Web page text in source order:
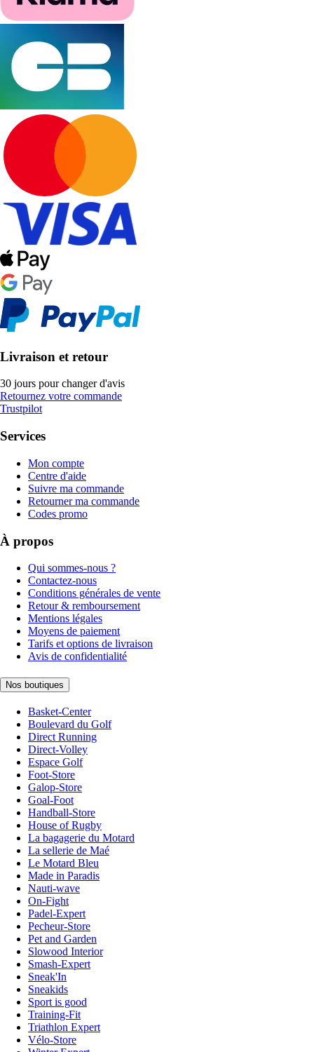
Livraison et retour
30 jours pour changer d'avis
Retournez votre commande
Trustpilot
Services
Mon compte
Centre d'aide
Suivre ma commande
Retourner ma commande
Codes promo
À propos
Qui sommes-nous ?
Contactez-nous
Conditions générales de vente
Retour & remboursement
Mentions légales
Moyens de paiement
Tarifs et options de livraison
Avis de confidentialité
Nos boutiques
Basket-Center
Boulevard du Golf
Direct Running
Direct-Volley
Espace Golf
Foot-Store
Galop-Store
Goal-Foot
Handball-Store
House of Rugby
La bagagerie du Motard
La sellerie de Maé
Le Motard Bleu
Made in Paradis
Nauti-wave
On-Fight
Padel-Expert
Pecheur-Store
Pet and Garden
Slowood Interior
Smash-Expert
Sneak'In
Sneakids
Sport is good
Training-Fit
Triathlon Expert
Vélo-Store